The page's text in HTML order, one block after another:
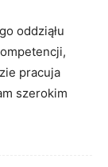
oddziąłu
pracuja
szerokim